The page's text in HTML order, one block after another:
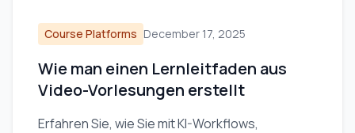
Course Platforms December 17, 2025
Wie man einen Lernleitfaden aus
Video-Vorlesungen erstellt
Erfahren Sie, wie Sie mit KI-Workflows,